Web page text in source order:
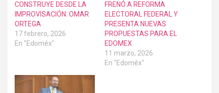
CONSTRUYE DESDE LA
IMPROVISACIÓN: OMAR
ORTEGA
17 febrero, 2026
En "Edoméx"
FRENÓ A REFORMA
ELECTORAL FEDERAL Y
PRESENTA NUEVAS
PROPUESTAS PARA EL
EDOMEX
11 marzo, 2026
En "Edoméx"